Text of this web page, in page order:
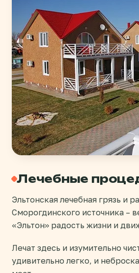
Лечебные
Эльтонская лечебная грязь и
Сморогдинского источника –
«Эльтон» радость жизни и
Лечат здесь и изумительно
удивительно легко, и